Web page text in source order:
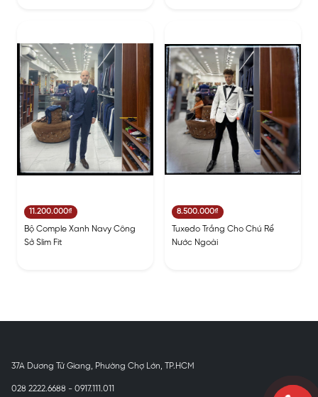
11.200.000₫
Bộ Comple Xanh Navy Công
Sở Slim Fit
8.500.000₫
Tuxedo Trắng Cho Chú Rể
Nước Ngoài
37A Dương Tử Giang, Phường Chợ Lớn, TP.HCM
028 2222.6688 - 0917.111.011